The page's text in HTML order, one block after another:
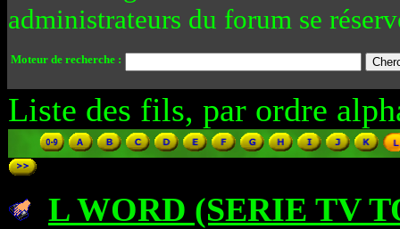
administrateurs du forum se
Moteur de recherche :
Liste des fils, par ordre
L WORD (SERIE TV